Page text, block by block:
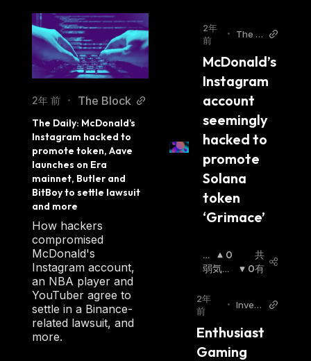
2年 前 • The Block
The Daily: McDonald’s
Instagram hacked to
promote token, Aave
launches on Era
mainnet, Butler and
BitBoy to settle lawsuit
and more
How hackers
compromised
McDonald's
Instagram account,
an NBA player and
YouTuber agree to
settle in a Binance-
related lawsuit, and
more.
2年
前
•
The Bl
McDonald’s
Instagram
account
seemingly
hacked to
promote
Solana
token
‘Grimace’
強
気
場
0
弱気相
0
共
有
2年
前
• Invez
Enthusiast
Gaming